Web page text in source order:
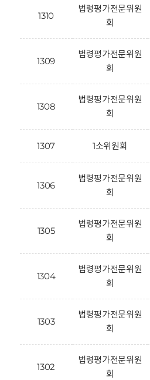
1310
법령평가전문위원
회
1309
법령평가전문위원
회
1308
법령평가전문위원
회
1307 1소위원회
1306
법령평가전문위원
회
1305
법령평가전문위원
회
1304
법령평가전문위원
회
1303
법령평가전문위원
회
1302
법령평가전문위원
회